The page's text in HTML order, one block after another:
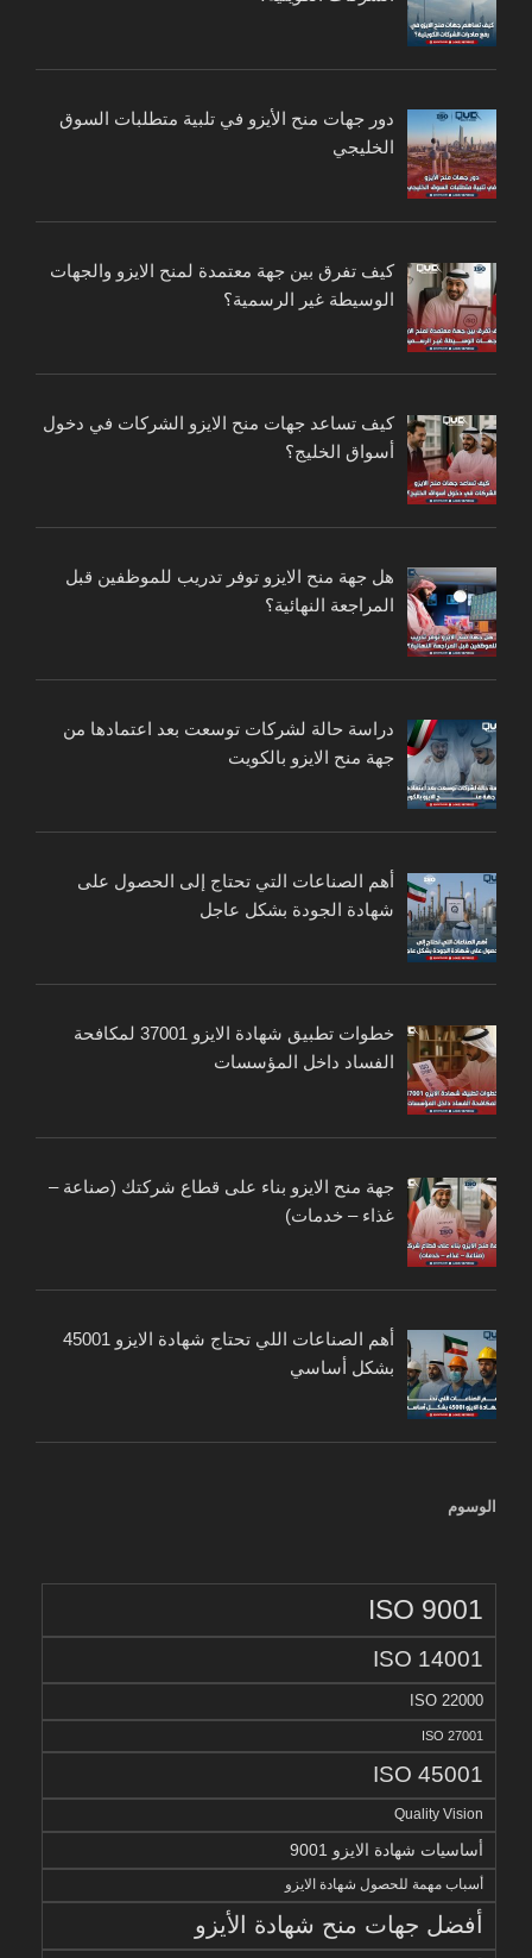
دور جهات منح الأيزو في تلبية متطلبات السوق
الخليجي
كيف تفرق بين جهة معتمدة لمنح الايزو والجهات
الوسيطة غير الرسمية؟
كيف تساعد جهات منح الايزو الشركات في دخول
أسواق الخليج؟
هل جهة منح الايزو توفر تدريب للموظفين قبل
المراجعة النهائية؟
دراسة حالة لشركات توسعت بعد اعتمادها من
جهة منح الايزو بالكويت
أهم الصناعات التي تحتاج إلى الحصول على
شهادة الجودة بشكل عاجل
خطوات تطبيق شهادة الايزو 37001 لمكافحة
الفساد داخل المؤسسات
جهة منح الايزو بناء على قطاع شركتك (صناعة –
غذاء – خدمات)
أهم الصناعات اللي تحتاج شهادة الايزو 45001
بشكل أساسي
الوسوم
ISO 9001
ISO 14001
ISO 22000
ISO 27001
ISO 45001
Quality Vision
أساسيات شهادة الايزو 9001
أسباب مهمة للحصول شهادة الايزو
أفضل جهات منح شهادة الأيزو